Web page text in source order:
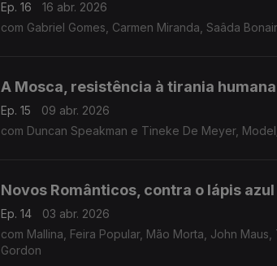
Ep. 16
16 abr. 2026
com Gabriel Gomes, Carmen Miranda, Saâda
A Mosca, resistência à tirania humana
Ep. 15
09 abr. 2026
com Duncan Speakman e Tineke De Meyer,
Novos Românticos, contra o lápis azul
Ep. 14
03 abr. 2026
com Mallina, Feira Popular, Mão Morta, John
Gordon